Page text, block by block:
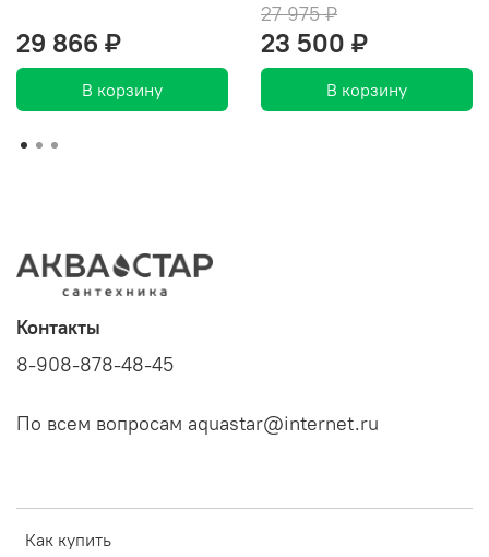
29 866 ₽
В корзину
27 975 ₽
23 500 ₽
В корзину
Как купить
Контакты
8-908-878-48-45
По всем вопросам aquastar@internet.ru